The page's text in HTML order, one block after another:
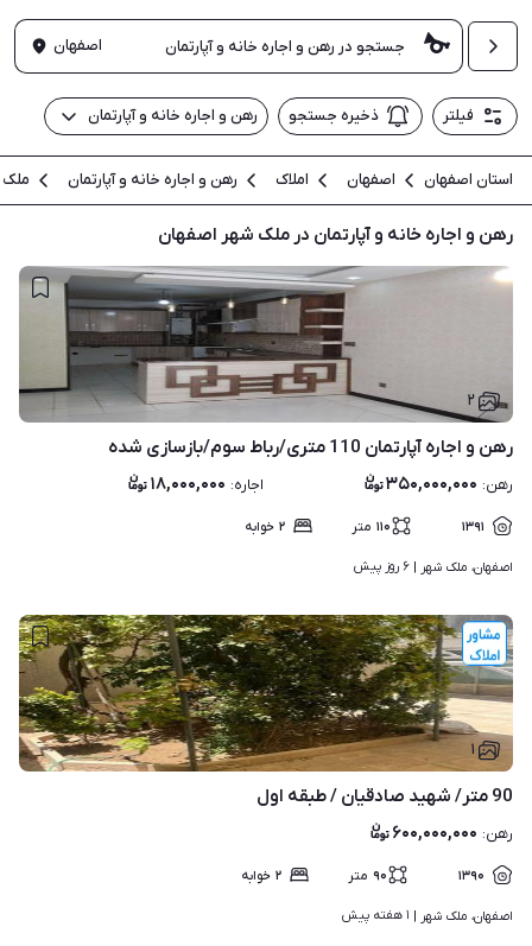
اصفهان
فیلتر ذخیره جستجو رهن و اجاره خانه و آپارتمان
استان اصفهان اصفهان املاک رهن و اجاره خانه و آپارتمان
رهن و اجاره خانه و آپارتمان در ملک شهر اصفهان
۲
رهن و اجاره آپارتمان 110 متری/رباط سوم/بازسازی شده
رهن: ۳۵۰,۰۰۰,۰۰۰ اجاره: ۱۸,۰۰۰,۰۰۰
۱۳۹۱ ۱۱۰ متر ۲ خوابه
اصفهان، ملک شهر | ۶ روز پیش
۱
90 متر/ شهید صادقیان / طبقه اول
رهن: ۶۰۰,۰۰۰,۰۰۰
۱۳۹۰ ۹۰ متر ۲ خوابه
اصفهان، ملک شهر | ۱ هفته پیش